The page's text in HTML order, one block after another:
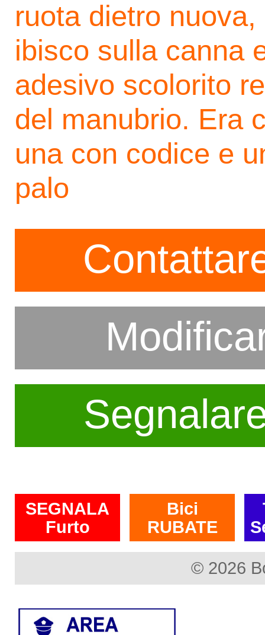
ruota dietro
ibisco sulla canna
adesivo scolorito
del manubrio. Era
una con codice e
palo
SEGNALA
Furto
Bici
RUBATE
© 2026